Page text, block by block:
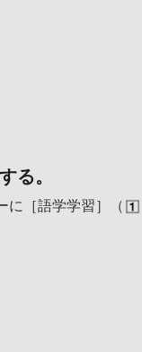
る。
に［語学学習］（